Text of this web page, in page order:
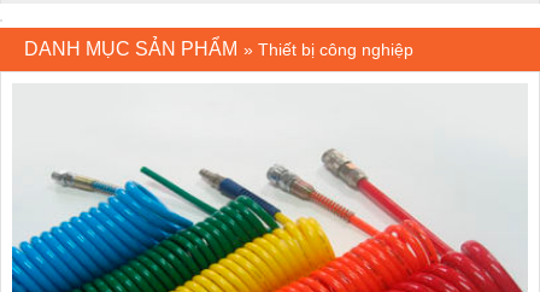
DANH MỤC SẢN PHẨM » Thiết bị công nghiệp